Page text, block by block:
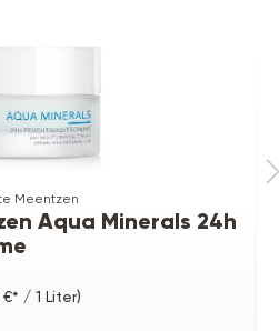
Meentzen
Aqua Minerals 24h
/ 1 Liter)